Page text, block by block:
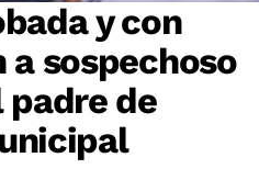
y con
a sospechoso
de